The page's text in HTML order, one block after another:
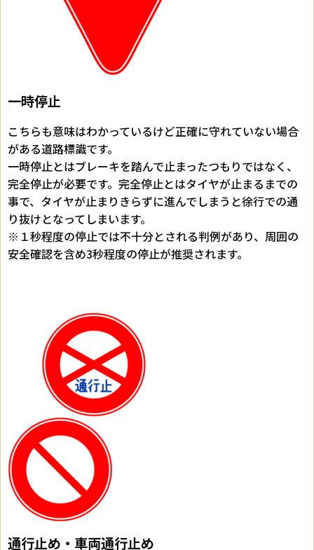
一時停止
こちらも意味はわかっているけど正確に守れていない場合
がある道路標識です。
一時停止とはブレーキを踏んで止まったつもりではなく、
完全停止が必要です。完全停止とはタイヤが止まるまでの
事で、タイヤが止まりきらずに進んでしまうと徐行での通
り抜けとなってしまいます。
※１秒程度の停止では不十分とされる判例があり、周囲の
安全確認を含め3秒程度の停止が推奨されます。
通行止め・車両通行止め